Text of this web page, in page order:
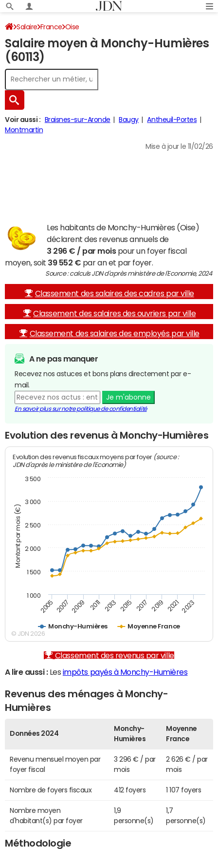
Salaire France Oise
Salaire moyen à Monchy-Humières
(60113)
Voir aussi : Braisnes-sur-Aronde Baugy
Antheuil-Portes
Montmartin
Mise à jour le 11/02/26
Les habitants de Monchy-Humières (Oise)
déclarent des revenus annuels de
3 296 € / par moispour un foyer fiscal
moyen, soit 39 552 € par an et par foyer.
Source : calculs JDN d'après ministère de l'Economie, 2024
Classement des salaires des cadres par ville
Classement des salaires des ouvriers par ville
Classement des salaires des employés par ville
A ne pas manquer
Recevez nos astuces et bons plans directement par e-
mail.
Je m'abonne
En savoir plus sur notre politique de confidentialité
Evolution des revenus à Monchy-Humières
Montant par mois (€)
Evolution des revenus fiscaux moyens par foyer (source :
JDN d'après le ministère de l'Economie)
Monchy-Humières Moyenne France
2005 2007 2009 2011 2013 2015 2017 2019 2021 2023
1 000
1 500
2 000
2 500
3 000
3 500
© JDN 2026
Classement des revenus par ville
A lire aussi :Les impôts payés à Monchy-Humières
Revenus des ménages à Monchy-
Humières
Données 2024
Monchy-
Humières
Moyenne
France
Revenu mensuel moyen par
foyer fiscal
3 296 € / par
mois
2 626 € / par
mois
Nombre de foyers fiscaux 412 foyers 1 107 foyers
Nombre moyen
d'habitant(s) par foyer
1,9
personne(s)
1,7
personne(s)
Méthodologie